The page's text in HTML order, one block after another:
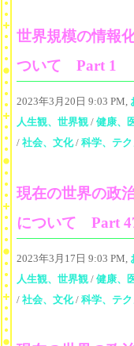
世界規模の情報
ついて Part 1
2023年3月20日 9:03 PM,
人生観、世界観 / 健康、
/ 社会、文化/ 科学、テ
現在の世界の政
について Part
2023年3月17日 9:03 PM,
人生観、世界観 / 健康、
/ 社会、文化/ 科学、テ